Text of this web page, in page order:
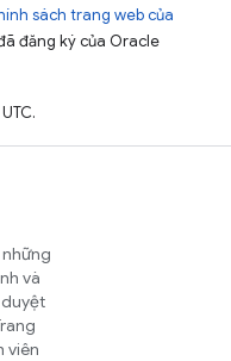
sách trang web của
đăng ký của Oracle
và
viên